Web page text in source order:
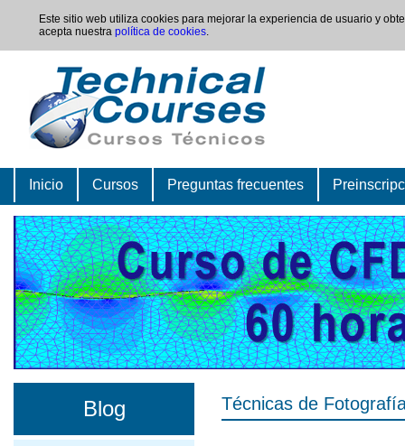
Este sitio web utiliza cookies para mejorar la experiencia de usuario y
acepta nuestra política de cookies.
Inicio Cursos Preguntas frecuentes
Blog Técnicas de